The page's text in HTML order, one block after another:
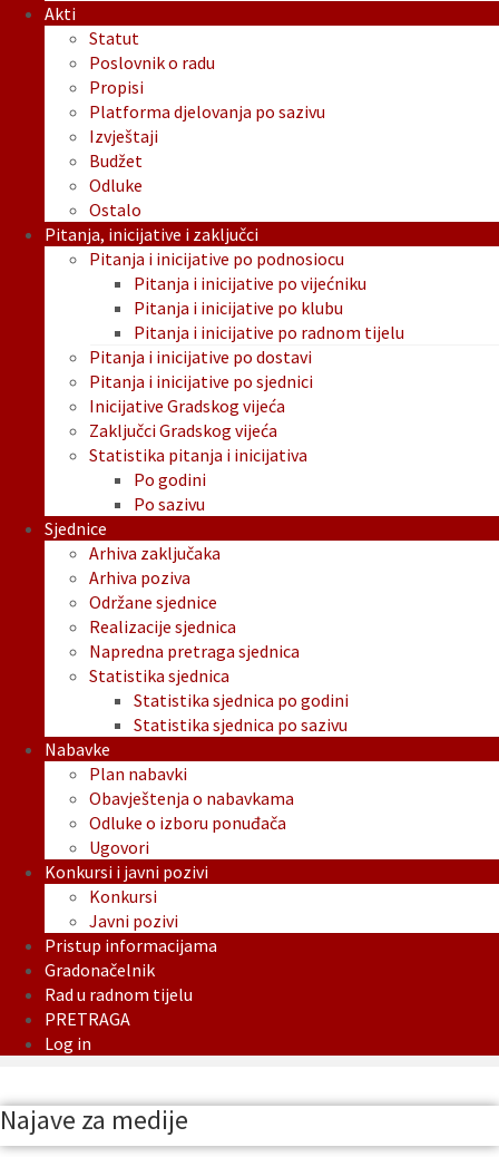
Akti
Statut
Poslovnik o radu
Propisi
Platforma djelovanja po sazivu
Izvještaji
Budžet
Odluke
Ostalo
Pitanja, inicijative i zaključci
Pitanja i inicijative po podnosiocu
Pitanja i inicijative po vijećniku
Pitanja i inicijative po klubu
Pitanja i inicijative po radnom tijelu
Pitanja i inicijative po dostavi
Pitanja i inicijative po sjednici
Inicijative Gradskog vijeća
Zaključci Gradskog vijeća
Statistika pitanja i inicijativa
Po godini
Po sazivu
Sjednice
Arhiva zaključaka
Arhiva poziva
Održane sjednice
Realizacije sjednica
Napredna pretraga sjednica
Statistika sjednica
Statistika sjednica po godini
Statistika sjednica po sazivu
Nabavke
Plan nabavki
Obavještenja o nabavkama
Odluke o izboru ponuđača
Ugovori
Konkursi i javni pozivi
Konkursi
Javni pozivi
Pristup informacijama
Gradonačelnik
Rad u radnom tijelu
PRETRAGA
Log in
Najave za medije